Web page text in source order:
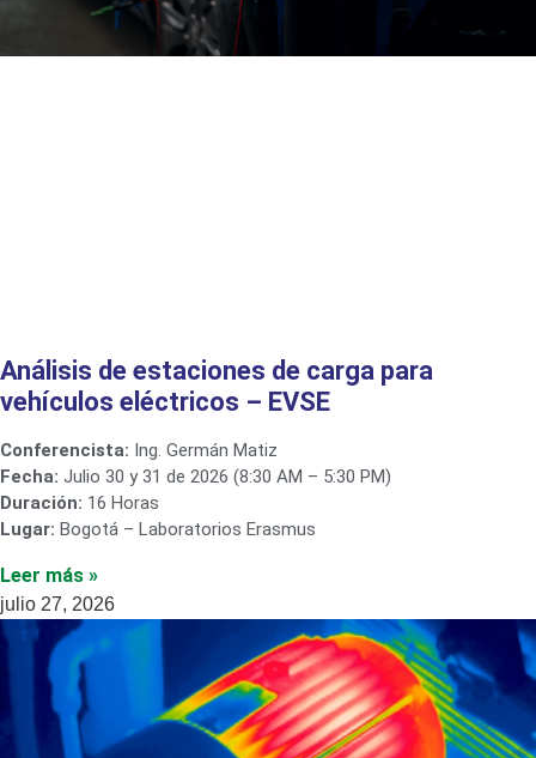
Análisis de estaciones de carga para
vehículos eléctricos – EVSE
Conferencista: Ing. Germán Matiz
Fecha: Julio 30 y 31 de 2026 (8:30 AM – 5:30 PM)
Duración: 16 Horas
Lugar: Bogotá – Laboratorios Erasmus
Leer más »
julio 27, 2026